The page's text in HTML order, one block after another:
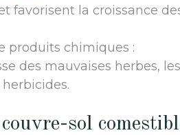
favorisent la croissance
produits chimiques :
des mauvaises herbes,
sol